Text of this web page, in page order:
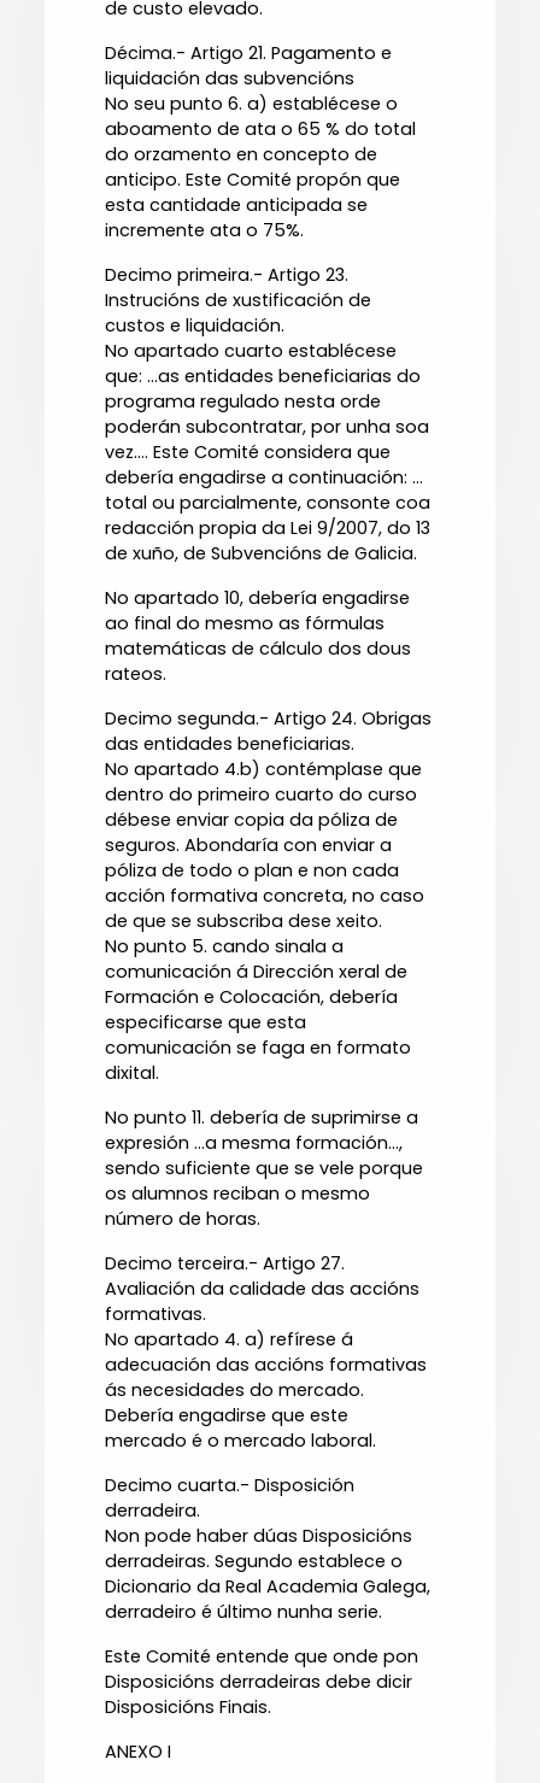
de custo elevado.
Décima.- Artigo 21. Pagamento e
liquidación das subvencións
No seu punto 6. a) establécese o
aboamento de ata o 65 % do total
do orzamento en concepto de
anticipo. Este Comité propón que
esta cantidade anticipada se
incremente ata o 75%.
Decimo primeira.- Artigo 23.
Instrucións de xustificación de
custos e liquidación.
No apartado cuarto establécese
que: ...as entidades beneficiarias do
programa regulado nesta orde
poderán subcontratar, por unha soa
vez.... Este Comité considera que
debería engadirse a continuación: ...
total ou parcialmente, consonte coa
redacción propia da Lei 9/2007, do 13
de xuño, de Subvencións de Galicia.
No apartado 10, debería engadirse
ao final do mesmo as fórmulas
matemáticas de cálculo dos dous
rateos.
Decimo segunda.- Artigo 24. Obrigas
das entidades beneficiarias.
No apartado 4.b) contémplase que
dentro do primeiro cuarto do curso
débese enviar copia da póliza de
seguros. Abondaría con enviar a
póliza de todo o plan e non cada
acción formativa concreta, no caso
de que se subscriba dese xeito.
No punto 5. cando sinala a
comunicación á Dirección xeral de
Formación e Colocación, debería
especificarse que esta
comunicación se faga en formato
dixital.
No punto 11. debería de suprimirse a
expresión ...a mesma formación...,
sendo suficiente que se vele porque
os alumnos reciban o mesmo
número de horas.
Decimo terceira.- Artigo 27.
Avaliación da calidade das accións
formativas.
No apartado 4. a) refírese á
adecuación das accións formativas
ás necesidades do mercado.
Debería engadirse que este
mercado é o mercado laboral.
Decimo cuarta.- Disposición
derradeira.
Non pode haber dúas Disposicións
derradeiras. Segundo establece o
Dicionario da Real Academia Galega,
derradeiro é último nunha serie.
Este Comité entende que onde pon
Disposicións derradeiras debe dicir
Disposicións Finais.
ANEXO I